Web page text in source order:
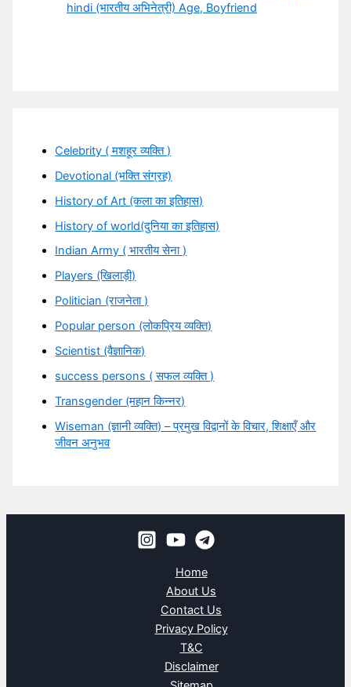
hindi (भारतीय अभिनेत्री) Age, Boyfriend
Celebrity ( मशहूर व्यक्ति )
Devotional (भक्ति संग्रह)
History of Art (कला का इतिहास)
History of world(दुनिया का इतिहास)
Indian Army ( भारतीय सेना )
Players (खिलाड़ी)
Politician (राजनेता )
Popular person (लोकप्रिय व्यक्ति)
Scientist (वैज्ञानिक)
success persons ( सफल व्यक्ति )
Transgender (महान किन्नर)
Wiseman (ज्ञानी व्यक्ति) – प्रमुख विद्वानों के विचार, शिक्षाएँ और
जीवन अनुभव
Home
About Us
Contact Us
Privacy Policy
T&C
Disclaimer